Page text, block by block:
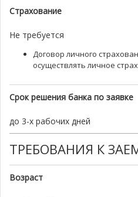
Страхование
Не требуется
Договор личного
осуществлять личное
Срок решения банка по заявке
до 3-х рабочих дней
ТРЕБОВАНИЯ К
Возраст